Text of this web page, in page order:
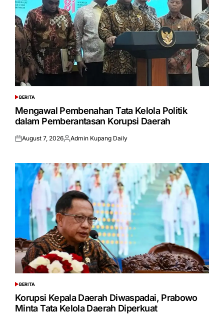
POSTED
IN
BERITA
Mengawal Pembenahan Tata Kelola Politik
dalam Pemberantasan Korupsi Daerah
Posted
August 7, 2026Posted
Admin Kupang Daily
POSTED
IN
BERITA
Korupsi Kepala Daerah Diwaspadai, Prabowo
Minta Tata Kelola Daerah Diperkuat